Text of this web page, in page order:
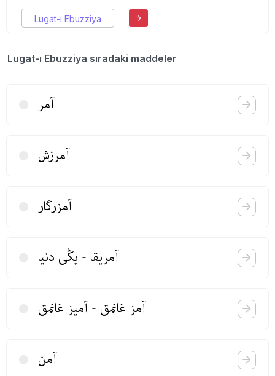
Lugat-ı Ebuzziya
Lugat-ı Ebuzziya sıradaki maddeler
آمر
آمرزش
آمزرگار
آمریقا - یڭی دنیا
آمز غانمق - آمیز غانمق
آمن